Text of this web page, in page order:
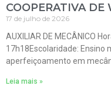
COOPERATIVA
17 de julho de 2026
AUXILIAR DE MECÂNICO
17h18Escolaridade: Ensino
aperfeiçoamento em
Leia mais »